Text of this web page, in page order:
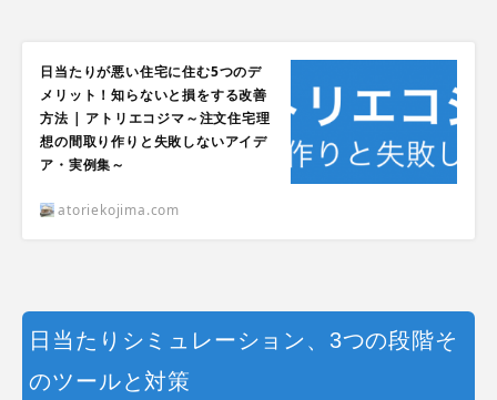
日当たりが悪い住宅に住む5つのデ
メリット！知らないと損をする改善
方法 | アトリエコジマ～注文住宅理
想の間取り作りと失敗しないアイデ
ア・実例集～
atoriekojima.com
日当たりシミュレーション、3つの段階そ
のツールと対策